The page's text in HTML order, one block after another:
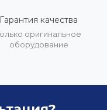
Гарантия качества
оригинальное
оборудование